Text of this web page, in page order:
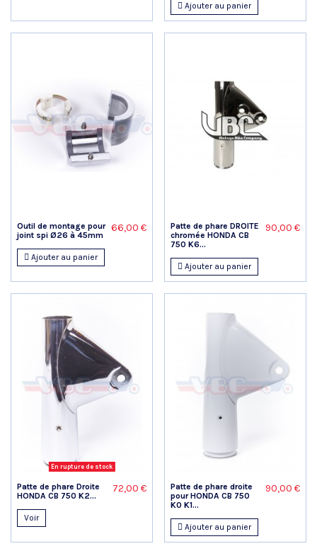
Ajouter au panier
Outil de montage pour
joint spi Ø26 à 45mm
66,00 €
Ajouter au panier
Patte de phare DROITE
chromée HONDA CB
750 K6...
90,00 €
Ajouter au panier
En rupture de stock
Patte de phare Droite
HONDA CB 750 K2...
72,00 €
Voir
Patte de phare droite
pour HONDA CB 750
K0 K1...
90,00 €
Ajouter au panier